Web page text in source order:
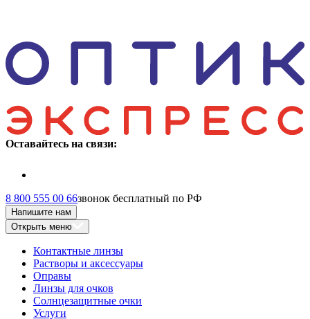
Оставайтесь на связи:
8 800 555 00 66звонок бесплатный по РФ
Напишите нам
Открыть меню
Контактные линзы
Растворы и аксессуары
Оправы
Линзы для очков
Солнцезащитные очки
Услуги